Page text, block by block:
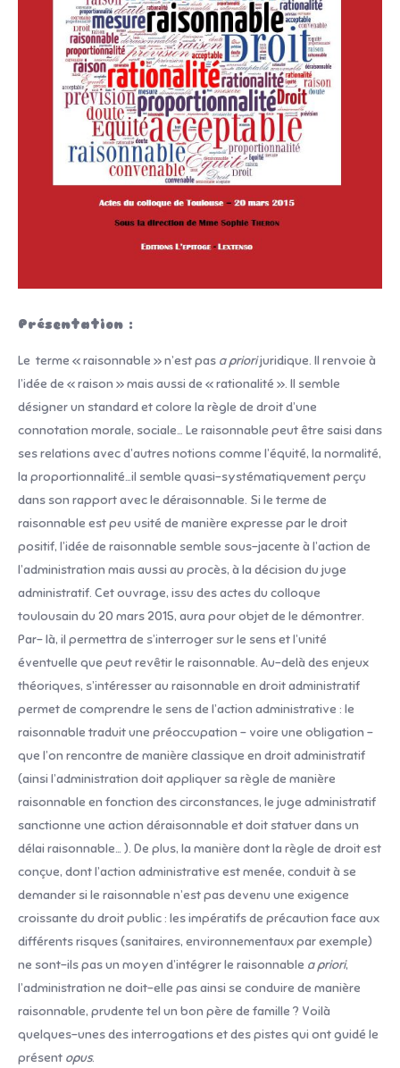
Présentation :
Le terme « raisonnable » n’est pas a priorijuridique. Il renvoie à
l’idée de « raison » mais aussi de « rationalité ». Il semble
désigner un standard et colore la règle de droit d’une
connotation morale, sociale… Le raisonnable peut être saisi dans
ses relations avec d’autres notions comme l’équité, la normalité,
la proportionnalité…il semble quasi-systématiquement perçu
dans son rapport avec le déraisonnable. Si le terme de
raisonnable est peu usité de manière expresse par le droit
positif, l’idée de raisonnable semble sous-jacente à l’action de
l’administration mais aussi au procès, à la décision du juge
administratif. Cet ouvrage, issu des actes du colloque
toulousain du 20 mars 2015, aura pour objet de le démontrer.
Par- là, il permettra de s’interroger sur le sens et l’unité
éventuelle que peut revêtir le raisonnable. Au-delà des enjeux
théoriques, s’intéresser au raisonnable en droit administratif
permet de comprendre le sens de l’action administrative : le
raisonnable traduit une préoccupation – voire une obligation –
que l’on rencontre de manière classique en droit administratif
(ainsi l’administration doit appliquer sa règle de manière
raisonnable en fonction des circonstances, le juge administratif
sanctionne une action déraisonnable et doit statuer dans un
délai raisonnable… ). De plus, la manière dont la règle de droit est
conçue, dont l’action administrative est menée, conduit à se
demander si le raisonnable n’est pas devenu une exigence
croissante du droit public : les impératifs de précaution face aux
différents risques (sanitaires, environnementaux par exemple)
ne sont-ils pas un moyen d’intégrer le raisonnable a priori,
l’administration ne doit-elle pas ainsi se conduire de manière
raisonnable, prudente tel un bon père de famille ? Voilà
quelques-unes des interrogations et des pistes qui ont guidé le
présent opus.